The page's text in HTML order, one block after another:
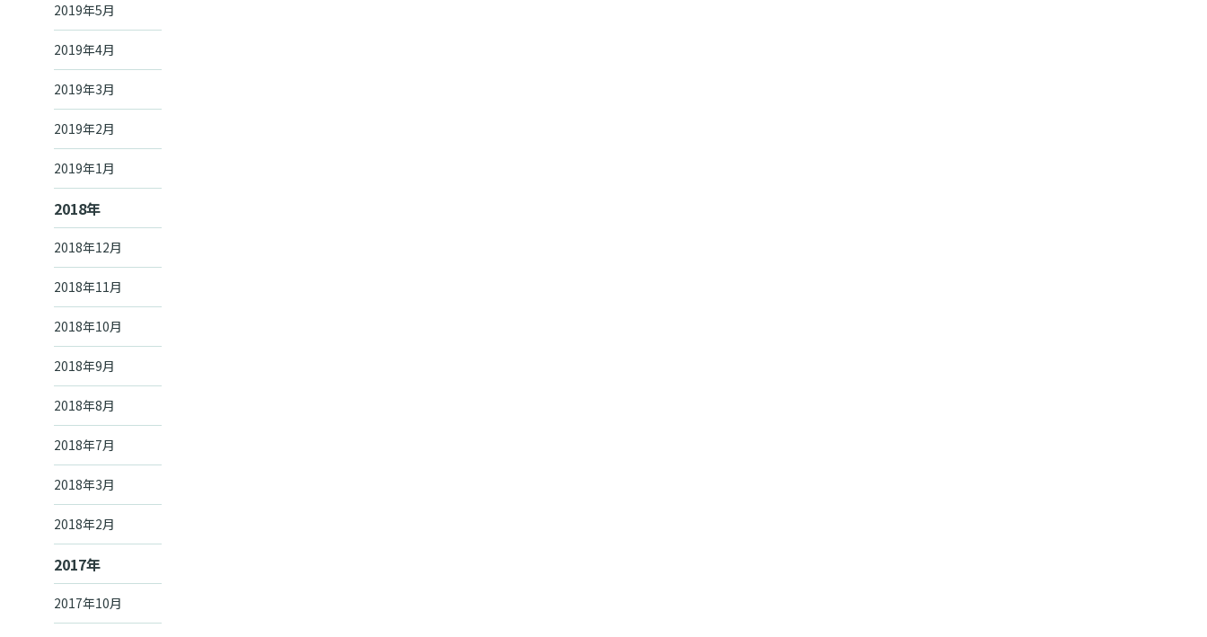
2019年5月
2019年4月
2019年3月
2019年2月
2019年1月
2018年
2018年12月
2018年11月
2018年10月
2018年9月
2018年8月
2018年7月
2018年3月
2018年2月
2017年
2017年10月